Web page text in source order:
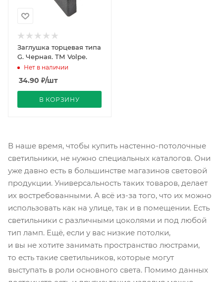
Заглушка торцевая типа
G. Черная. ТМ Volpe.
Нет в наличии
34.90 ₽/шт
В КОРЗИНУ
В наше время, чтобы купить настенно-потолочные
светильники, не нужно специальных каталогов. Они
уже давно есть в большинстве магазинов световой
продукции. Универсальность таких товаров, делает
их востребованными. А всё из-за того, что их можно
использовать как на улице, так и в помещении. Есть
светильники с различными цоколями и под любой
тип ламп. Ещё, если у вас низкие потолки,
и вы не хотите занимать пространство люстрами,
то есть такие светильников, которые могут
выступать в роли основного света. Помимо данных